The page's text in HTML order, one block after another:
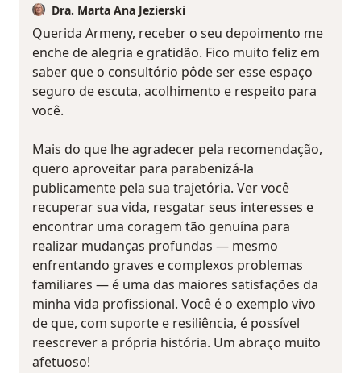
Dra. Marta Ana Jezierski
Querida Armeny, receber o seu depoimento me
enche de alegria e gratidão. Fico muito feliz em
saber que o consultório pôde ser esse espaço
seguro de escuta, acolhimento e respeito para
você.
Mais do que lhe agradecer pela recomendação,
quero aproveitar para parabenizá-la
publicamente pela sua trajetória. Ver você
recuperar sua vida, resgatar seus interesses e
encontrar uma coragem tão genuína para
realizar mudanças profundas — mesmo
enfrentando graves e complexos problemas
familiares — é uma das maiores satisfações da
minha vida profissional. Você é o exemplo vivo
de que, com suporte e resiliência, é possível
reescrever a própria história. Um abraço muito
afetuoso!